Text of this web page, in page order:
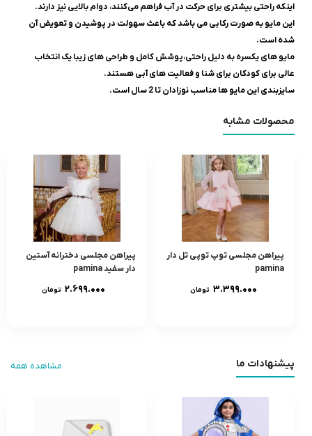
اینکه راحتی بیشتری برای حرکت در آب فراهم می‌کنند، دوام بالایی نیز دارند.
این مایو به صورت رکابی می باشد که باعث سهولت در پوشیدن و تعویض آن
شده است.
مایو های یکسره به دلیل راحتی،پوشش کامل و طراحی های زیبا یک انتخاب
عالی برای کودکان برای شنا و فعالیت های آبی هستند.
سایزبندی این مایو ها مناسب نوزادان تا 2 سال است.
محصولات مشابه
پیراهن مجلسی توپ توپی تل دار
pamina
۳.۳۹۹.۰۰۰ تومان
پیراهن مجلسی دخترانه آستین
دار سفید pamina
۲.۶۹۹.۰۰۰ تومان
پیشنهادات ما مشاهده همه